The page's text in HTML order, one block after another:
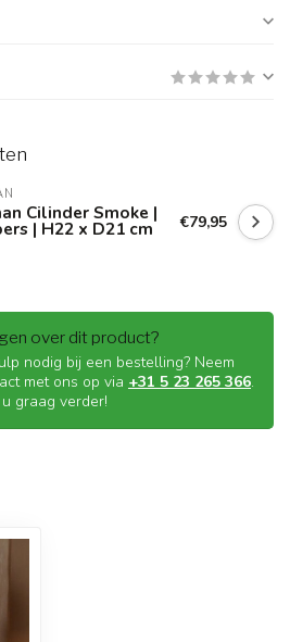
Cilinder Smoke |
| H22 x D21 cm €79,95
over dit product?
nodig bij een bestelling? Neem
met ons op via +31 5 23 265 366.
graag verder!